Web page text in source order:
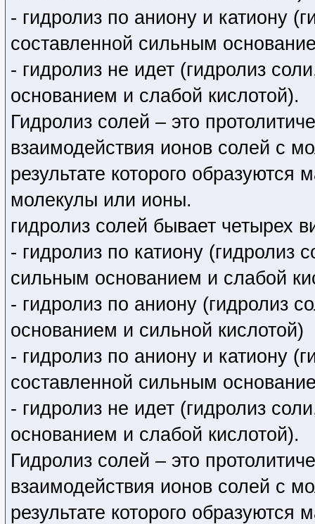
- гидролиз по аниону и катиону
составленной сильным
- гидролиз не идет (гидролиз
основанием и слабой кислотой).
Гидролиз солей – это
взаимодействия ионов солей с
результате которого
молекулы или ионы.
гидролиз солей бывает четырех
- гидролиз по катиону (гидролиз
сильным основанием и слабой
- гидролиз по аниону (гидролиз
основанием и сильной кислотой)
- гидролиз по аниону и катиону
составленной сильным
- гидролиз не идет (гидролиз
основанием и слабой кислотой).
Гидролиз солей – это
взаимодействия ионов солей с
результате которого